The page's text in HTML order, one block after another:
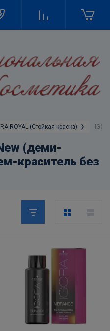
ROYAL (Стойкая краска)
(деми-
краситель без